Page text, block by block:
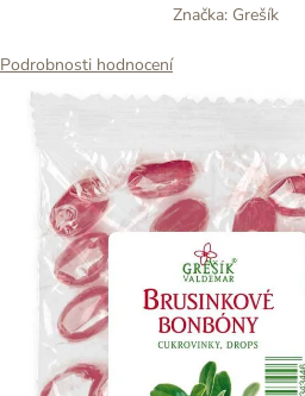
Podrobnosti hodnocení
Značka: Grešík